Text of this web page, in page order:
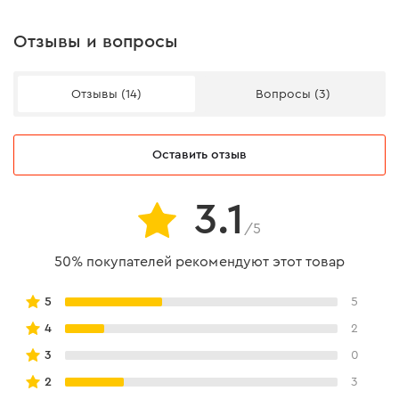
Долговечность
алюминия, а зубы из оцинкованной стали, благодаря
чему они не подвергаются коррозии и сохраняют
Отзывы и вопросы
Отзывы (14) Вопросы (3)
Оставить отзыв
3.1 /5
50% покупателей рекомендуют этот товар
5 5
4 2
3 0
2 3